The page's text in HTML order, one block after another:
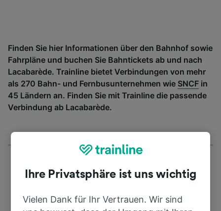
Finden Sie hier Informationen über den Bahnhof sowie
Fahrpläne und buchen Sie Bahntickets ab und nach
Lacabarède. Trainline bietet Verbindungen von mehr
als 270 Bahn- und Fernbusunternehmen wie SNCF in
45 Ländern an. Finden Sie mit Trainline die passende
Verbindung ab Lacabarède.
Adresse
Ihre Privatsphäre ist uns wichtig
Vielen Dank für Ihr Vertrauen. Wir sind